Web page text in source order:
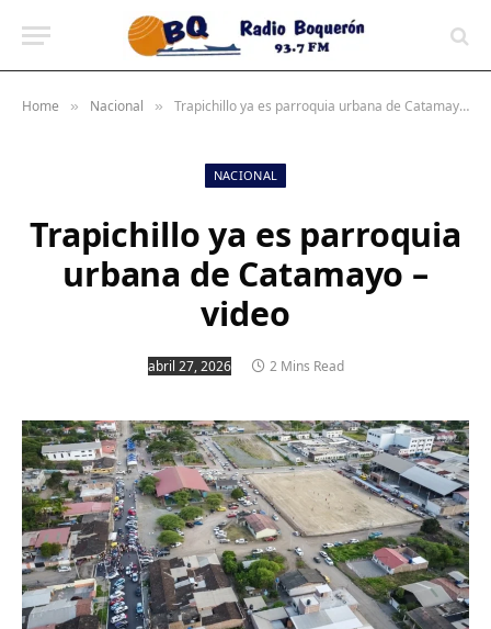
Home » Nacional » Trapichillo ya es parroquia urbana de Catamayo – video
NACIONAL
Trapichillo ya es parroquia
urbana de Catamayo –
video
abril 27, 2026 2 Mins Read